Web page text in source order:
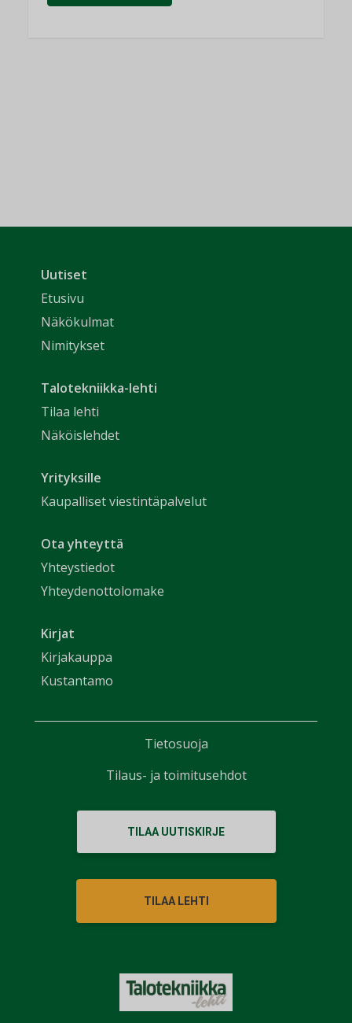
Uutiset
Etusivu
Näkökulmat
Nimitykset
Talotekniikka-lehti
Tilaa lehti
Näköislehdet
Yrityksille
Kaupalliset viestintäpalvelut
Ota yhteyttä
Yhteystiedot
Yhteydenottolomake
Kirjat
Kirjakauppa
Kustantamo
TILAA UUTISKIRJE
TILAA LEHTI
Tietosuoja
Tilaus- ja toimitusehdot